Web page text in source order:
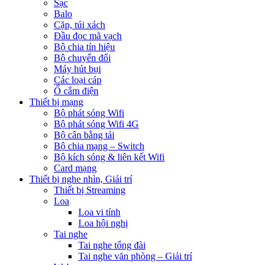
Sạc
Balo
Cặp, túi xách
Đầu đọc mã vạch
Bộ chia tín hiệu
Bộ chuyển đổi
Máy hút bụi
Các loại cáp
Ổ cắm điện
Thiết bị mạng
Bộ phát sóng Wifi
Bộ phát sóng Wifi 4G
Bộ cân bằng tải
Bộ chia mạng – Switch
Bộ kích sóng & liên kết Wifi
Card mạng
Thiết bị nghe nhìn, Giải trí
Thiết bị Streaming
Loa
Loa vi tính
Loa hội nghị
Tai nghe
Tai nghe tổng đài
Tai nghe văn phòng – Giải trí